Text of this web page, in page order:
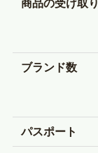
商品の受け取り
ブランド数
パスポート